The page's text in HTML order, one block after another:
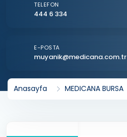
TELEFON
444 6 334
E-POSTA
muyanik@medicana.com.tr
Anasayfa MEDICANA BURSA